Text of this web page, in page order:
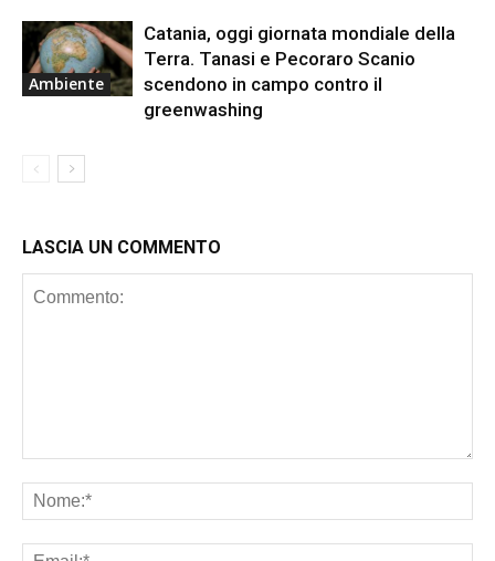
Ambiente
Catania, oggi giornata mondiale della
Terra. Tanasi e Pecoraro Scanio
scendono in campo contro il
greenwashing
LASCIA UN COMMENTO